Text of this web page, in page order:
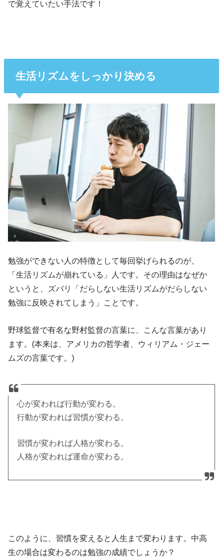
で覚えていたい手法です！
生活リズムをしっかり決める
勉強ができない人の特徴として毎回挙げられるのが、
「生活リズムが崩れている」人です。その理由はなぜか
というと、ズバリ「だらしない生活リズムがだらしない
勉強に反映されてしまう」ことです。
野球監督で有名な野村監督の言葉に、こんな言葉があり
ます。(本来は、アメリカの哲学者、ウィリアム・ジェー
ムズの言葉です。)
心が変われば行動が変わる。
行動が変われば習慣が変わる。
習慣が変われば人格が変わる。
人格が変われば運命が変わる。
このように、習慣を変えると人生まで変わります。中高
生の場合は変わるのは勉強の成績でしょうか？